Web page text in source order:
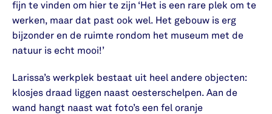
fijn te vinden om hier te zijn ‘Het is een rare plek om te
werken, maar dat past ook wel. Het gebouw is erg
bijzonder en de ruimte rondom het museum met de
natuur is echt mooi!’
Larissa’s werkplek bestaat uit heel andere objecten:
klosjes draad liggen naast oesterschelpen. Aan de
wand hangt naast wat foto’s een fel oranje